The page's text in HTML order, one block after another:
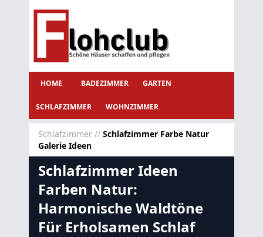
HOME BADEZIMMER GARTEN
SCHLAFZIMMER WOHNZIMMER
Schlafzimmer // Schlafzimmer Farbe Natur
Galerie Ideen
Schlafzimmer Ideen
Farben Natur:
Harmonische Waldtöne
Für Erholsamen Schlaf